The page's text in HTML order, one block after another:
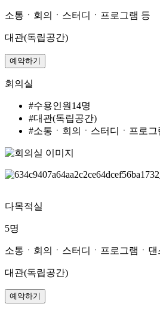
소통ㆍ회의ㆍ스터디ㆍ프로그램 등
대관(독립공간)
예약하기
회의실
#수용인원14명
#대관(독립공간)
#소통ㆍ회의ㆍ스터디ㆍ프로그
다목적실
5명
소통ㆍ회의ㆍ스터디ㆍ프로그램ㆍ
대관(독립공간)
예약하기